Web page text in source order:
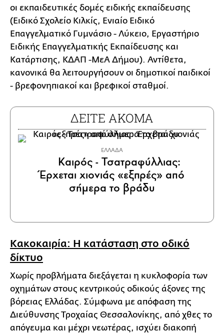
οι εκπαιδευτικές δομές ειδικής εκπαίδευσης
(Ειδικό Σχολείο Κιλκίς, Ενιαίο Ειδικό
Επαγγελματικό Γυμνάσιο - Λύκειο, Εργαστήριο
Ειδικής Επαγγελματικής Εκπαίδευσης και
Κατάρτισης, ΚΔΑΠ -ΜεΑ Δήμου). Αντίθετα,
κανονικά θα λειτουργήσουν οι δημοτικοί παιδικοί
- βρεφονηπιακοί και βρεφικοί σταθμοί.
ΔΕΙΤΕ ΑΚΟΜΑ
ΕΛΛΑΔΑ
Καιρός - Τσατραφύλλιας:
Έρχεται χιονιάς «εξπρές» από
σήμερα το βράδυ
Κακοκαιρία: Η κατάσταση στο οδικό
δίκτυο
Χωρίς προβλήματα διεξάγεται η κυκλοφορία των
οχημάτων στους κεντρικούς οδικούς άξονες της
βόρειας Ελλάδας. Σύμφωνα με απόφαση της
Διεύθυνσης Τροχαίας Θεσσαλονίκης, από χθες το
απόγευμα και μέχρι νεωτέρας, ισχύει διακοπή